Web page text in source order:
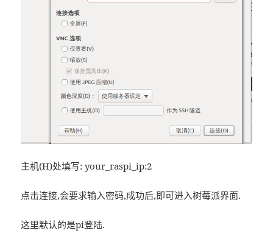
主机(H)处填写: your_raspi_ip:2
点击连接,会要求输入密码,成功后,即可进入树莓派界面.
这里默认的是pi登陆.